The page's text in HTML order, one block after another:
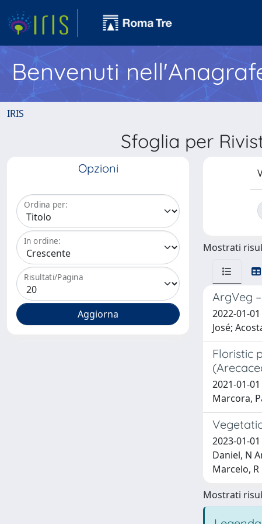
Benvenuti
IRIS
Sfoglia per
Opzioni
Ordina per:
In ordine:
Risultati/Pagina
Mostrati
ArgVeg
2022-01-
José;
Floristic
2021-01-
Marcora,
2023-01-
Daniel, N
Marcelo, R
Mostrati